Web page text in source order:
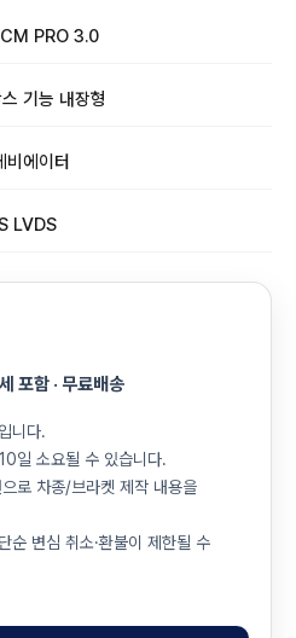
PRO 3.0
기능 내장형
비에이터
LVDS
포함 · 무료배송
니다.
일 소요될 수 있습니다.
로 차종/브라켓 제작 내용을
순 변심 취소·환불이 제한될 수